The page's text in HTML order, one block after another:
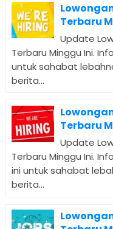
Terbaru
Update
Terbaru Minggu Ini.
untuk sahabat
berita...
Terbaru
Update
Terbaru Minggu Ini.
ini untuk sahabat
berita...